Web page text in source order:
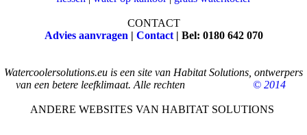
CONTACT
Advies aanvragen | Contact| Bel: 0180 642 070
Watercoolersolutions.eu is een site van Habitat Solutions, ontwerpers
van een betere leefklimaat. Alle rechten
© 2014
ANDERE WEBSITES VAN HABITAT SOLUTIONS